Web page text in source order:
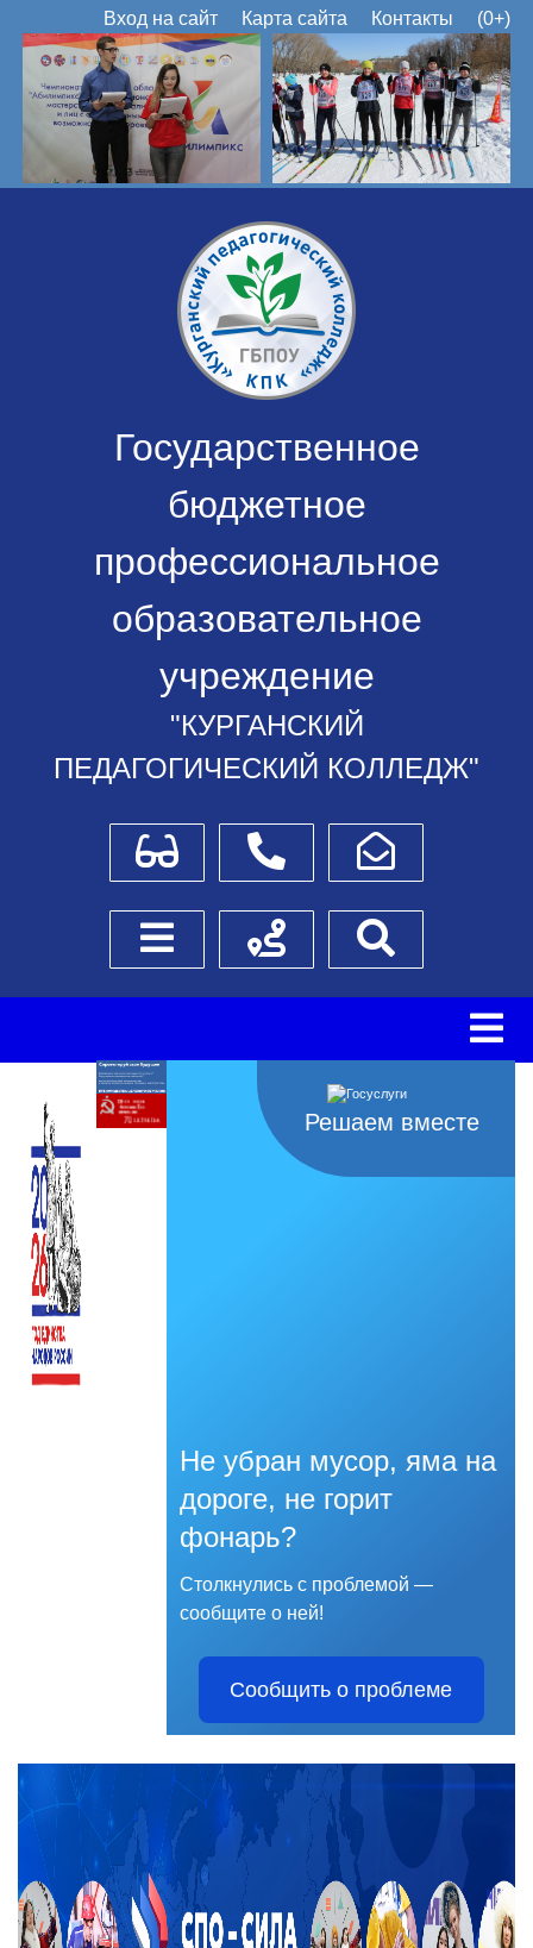
Вход на сайт Карта сайта Контакты (0+)
Государственное
бюджетное
профессиональное
образовательное
учреждение
"КУРГАНСКИЙ
ПЕДАГОГИЧЕСКИЙ КОЛЛЕДЖ"
Для слабовидящихТелефоныНаписать обращение
Боковое менюСхема проезда
Решаем вместе
Не убран мусор, яма на
дороге, не горит
фонарь?
Столкнулись с проблемой —
сообщите о ней!
Сообщить о проблеме